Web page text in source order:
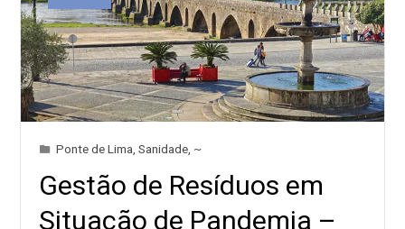
Ponte de Lima ,Sanidade ~
Gestão de Resíduos em
Situação de Pandemia –